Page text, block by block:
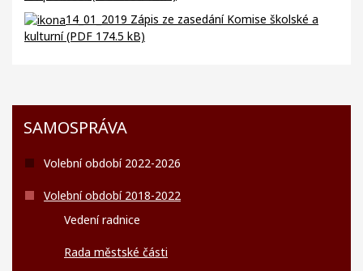
14_ 01_2019 Zápis ze zasedání Komise školské a
kulturní (PDF 174.5 kB)
SAMOSPRÁVA
Volební období 2022-2026
Volební období 2018-2022
Vedení radnice
Rada městské části